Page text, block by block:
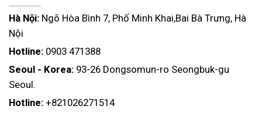
Hà Nội: Ngõ Hòa Bình 7, Phố Minh Khai,Bai Bà Trưng, Hà
Nội
Hotline: 0903 471388
Seoul - Korea: 93-26 Dongsomun-ro Seongbuk-gu
Seoul.
Hotline: +821026271514